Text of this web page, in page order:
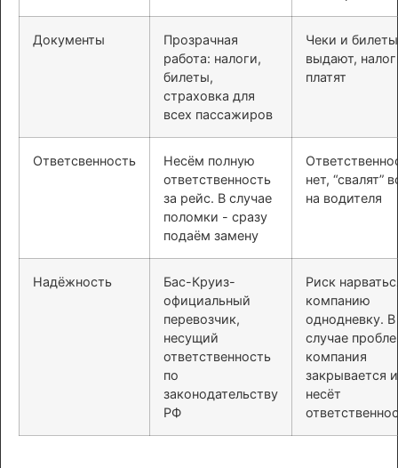
Документы
Прозрачная
работа: налоги,
билеты,
страховка для
всех пассажиров
Чеки и
выдают,
платят
Ответсвенность
Несём полную
ответственность
за рейс. В случае
поломки - сразу
подаём замену
нет, “свалят”
на водителя
Надёжность
Бас-Круиз-
официальный
перевозчик,
несущий
ответственность
по
законодательству
РФ
Риск
компанию
однодневку. В
случае
компания
закрывается
несёт